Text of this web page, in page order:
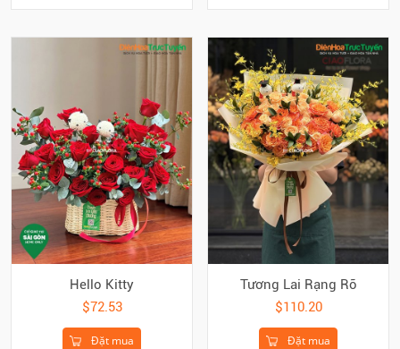
Hello Kitty
$72.53
Đặt mua
Tương Lai Rạng Rỡ
$110.20
Đặt mua